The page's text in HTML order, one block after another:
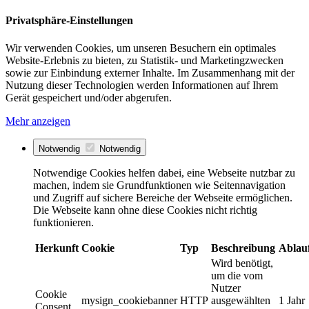
Privatsphäre-Einstellungen
Wir verwenden Cookies, um unseren Besuchern ein optimales
Website-Erlebnis zu bieten, zu Statistik- und Marketingzwecken
sowie zur Einbindung externer Inhalte. Im Zusammenhang mit der
Nutzung dieser Technologien werden Informationen auf Ihrem
Gerät gespeichert und/oder abgerufen.
Mehr anzeigen
Notwendig Notwendig
Notwendige Cookies helfen dabei, eine Webseite nutzbar zu
machen, indem sie Grundfunktionen wie Seitennavigation
und Zugriff auf sichere Bereiche der Webseite ermöglichen.
Die Webseite kann ohne diese Cookies nicht richtig
funktionieren.
Herkunft Cookie Typ Beschreibung
Cookie
Consent
mysign_cookiebanner HTTP
Wird benötigt,
um die vom
Nutzer
ausgewählten
1 Jahr